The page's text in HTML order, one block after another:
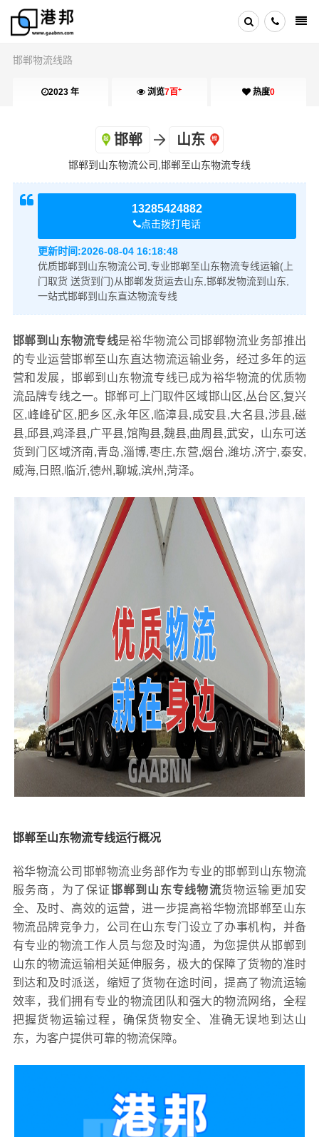
邯郸物流线路
2023 年 浏览7百+ 热度0
邯郸 山东
邯郸到山东物流公司,邯郸至山东物流专线
13285424882
点击拨打电话
更新时间:2026-08-04 16:18:48
优质邯郸到山东物流公司,专业邯郸至山东物流专线运输(上
门取货 送货到门)从邯郸发货运去山东,邯郸发物流到山东,
一站式邯郸到山东直达物流专线
邯郸到山东物流专线是裕华物流公司邯郸物流业务部推出
的专业运营邯郸至山东直达物流运输业务，经过多年的运
营和发展，邯郸到山东物流专线已成为裕华物流的优质物
流品牌专线之一。邯郸可上门取件区域邯山区,丛台区,复兴
区,峰峰矿区,肥乡区,永年区,临漳县,成安县,大名县,涉县,磁
县,邱县,鸡泽县,广平县,馆陶县,魏县,曲周县,武安，山东可送
货到门区域济南,青岛,淄博,枣庄,东营,烟台,潍坊,济宁,泰安,
威海,日照,临沂,德州,聊城,滨州,菏泽。
邯郸至山东物流专线运行概况
裕华物流公司邯郸物流业务部作为专业的邯郸到山东物流
服务商，为了保证邯郸到山东专线物流货物运输更加安
全、及时、高效的运营，进一步提高裕华物流邯郸至山东
物流品牌竞争力，公司在山东专门设立了办事机构，并备
有专业的物流工作人员与您及时沟通，为您提供从邯郸到
山东的物流运输相关延伸服务，极大的保障了货物的准时
到达和及时派送，缩短了货物在途时间，提高了物流运输
效率，我们拥有专业的物流团队和强大的物流网络，全程
把握货物运输过程，确保货物安全、准确无误地到达山
东，为客户提供可靠的物流保障。